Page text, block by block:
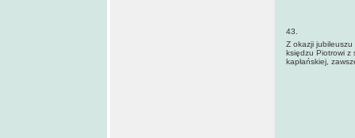
43.
Z okazji jubileuszu
księdzu Piotrowi z
kapłańskiej,